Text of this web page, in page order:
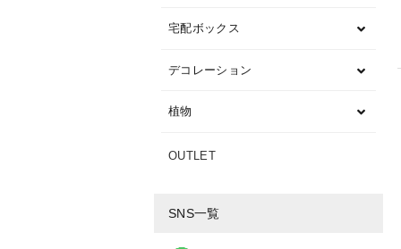
宅配ボックス
デコレーション
植物
OUTLET
SNS一覧